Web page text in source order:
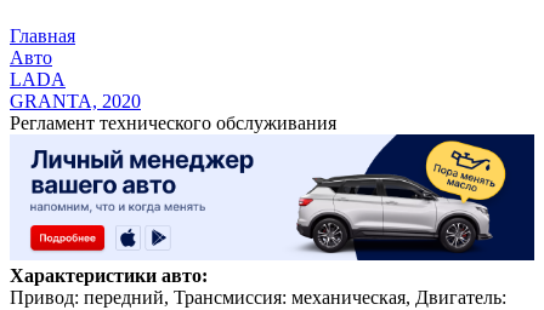
Главная
Авто
LADA
GRANTA, 2020
Регламент технического обслуживания
Характеристики авто:
Привод: передний, Трансмиссия: механическая, Двигатель: